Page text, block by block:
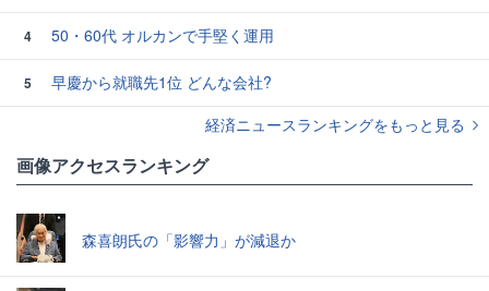
4 50・60代 オルカンで手堅く運用
5
早慶から就職先1位 どんな会社?
経済ニュースランキングをもっと見る
画像アクセスランキング
森喜朗氏の「影響力」が減退か